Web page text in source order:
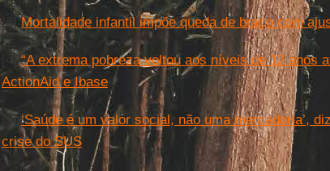
[3]Mortalidade infantil impõe queda de braço com
[4]“A extrema pobreza voltou aos níveis de 12 anos
ActionAid e Ibase
[5] ‘Saúde é um valor social, não uma mercadoria’,
crise do SUS